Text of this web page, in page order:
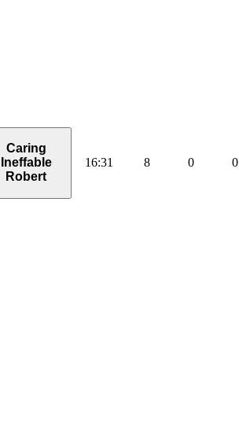
Caring
Ineffable
Robert
16:31 8 0 0